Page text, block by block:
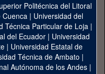
Politécnica del Litoral
Cuenca| Universidad del
Técnica Particular de Loja|
del Ecuador| Universidad
| Universidad Estatal de
Técnica de Ambato |
Autónoma de los Andes|